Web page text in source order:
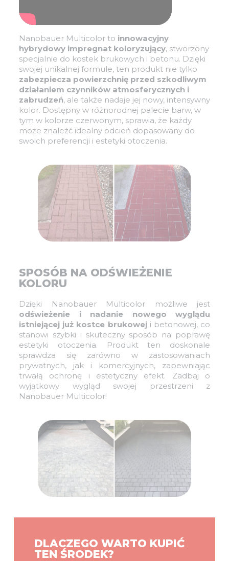
Nanobauer Multicolor to innowacyjny
hybrydowy impregnat koloryzujący, stworzony
specjalnie do kostek brukowych i betonu. Dzięki
swojej unikalnej formule, ten produkt nie tylko
zabezpiecza powierzchnię przed szkodliwym
działaniem czynników atmosferycznych i
zabrudzeń, ale także nadaje jej nowy, intensywny
kolor. Dostępny w różnorodnej palecie barw, w
tym w kolorze czerwonym, sprawia, że każdy
może znaleźć idealny odcień dopasowany do
swoich preferencji i estetyki otoczenia.
SPOSÓB NA ODŚWIEŻENIE
KOLORU
Dzięki Nanobauer Multicolor możliwe jest
odświeżenie i nadanie nowego wyglądu
istniejącej już kostce brukoweji betonowej, co
stanowi szybki i skuteczny sposób na poprawę
estetyki otoczenia. Produkt ten doskonale
sprawdza się zarówno w zastosowaniach
prywatnych, jak i komercyjnych, zapewniając
trwałą ochronę i estetyczny efekt. Zadbaj o
wyjątkowy wygląd swojej przestrzeni z
Nanobauer Multicolor!
DLACZEGO WARTO KUPIĆ
TEN ŚRODEK?